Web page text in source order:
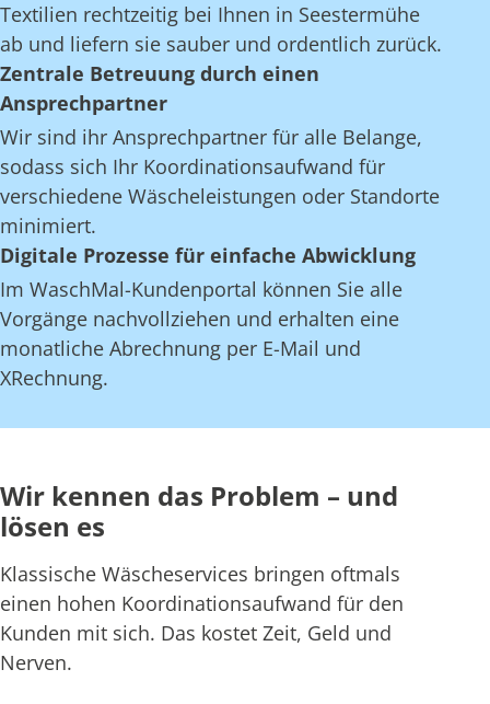
Textilien rechtzeitig bei Ihnen in Seestermühe
ab und liefern sie sauber und ordentlich zurück.
Zentrale Betreuung durch einen
Ansprechpartner
Wir sind ihr Ansprechpartner für alle Belange,
sodass sich Ihr Koordinationsaufwand für
verschiedene Wäscheleistungen oder Standorte
minimiert.
Digitale Prozesse für einfache Abwicklung
Im WaschMal-Kundenportal können Sie alle
Vorgänge nachvollziehen und erhalten eine
monatliche Abrechnung per E-Mail und
XRechnung.
Wir kennen das Problem – und
lösen es
Klassische Wäscheservices bringen oftmals
einen hohen Koordinationsaufwand für den
Kunden mit sich. Das kostet Zeit, Geld und
Nerven.